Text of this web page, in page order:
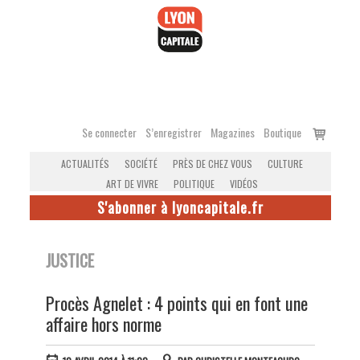
Se connecter S’enregistrer Magazines Boutique
Voir
ACTUALITÉS SOCIÉTÉ PRÈS DE CHEZ VOUS
CULTURE
ART DE VIVRE
POLITIQUE VIDÉOS
S'abonner à lyoncapitale.fr
JUSTICE
Procès Agnelet : 4 points qui en font une
affaire hors norme